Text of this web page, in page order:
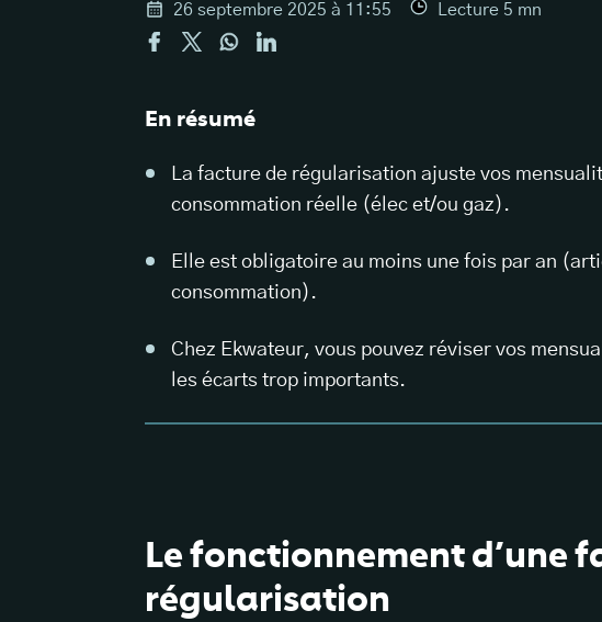
26 septembre 2025 à 11:55
Lecture 5 mn
En résumé
La facture de régularisation ajuste vos
consommation réelle (élec et/ou gaz).
Elle est obligatoire au moins une fois par an
consommation).
Chez Ekwateur, vous pouvez réviser vos
les écarts trop importants.
Le fonctionnement d’une
régularisation